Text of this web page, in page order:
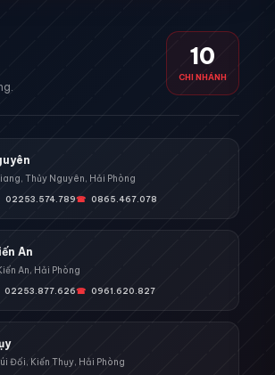
10
CHI NHÁNH
Thủy Nguyên, Hải Phòng
02253.574.789 0865.467.078
An
An, Hải Phòng
02253.877.626 0961.620.827
Đối, Kiến Thụy, Hải Phòng